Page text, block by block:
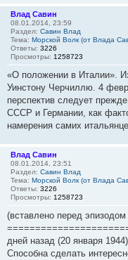
Влад Савин
08.01.2014, 23:59
Раздел: Савин Влад
Тема: Морской Волк (от Влада
Ответы: 3226
Просмотры: 1258723
«О положении в Италии».
Уинстону Черчиллю. 4
перспектив следует
СССР и Германии, как
намерения самих
Влад Савин
08.01.2014, 23:51
Раздел: Савин Влад
Тема: Морской Волк (от Влада
Ответы: 3226
Просмотры: 1258723
(вставлено перед
дней назад (20 января
Способна сделать